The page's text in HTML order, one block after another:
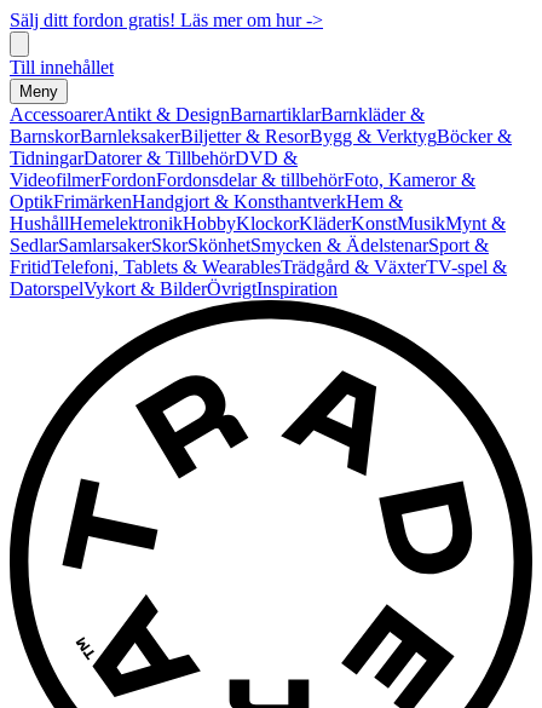
Sälj ditt fordon gratis! Läs mer om hur ->
Till innehållet
Meny
AccessoarerAntikt & DesignBarnartiklarBarnkläder &
BarnskorBarnleksakerBiljetter & ResorBygg & VerktygBöcker &
TidningarDatorer & TillbehörDVD &
VideofilmerFordonFordonsdelar & tillbehörFoto, Kameror &
OptikFrimärkenHandgjort & KonsthantverkHem &
HushållHemelektronikHobbyKlockorKläderKonstMusikMynt &
SedlarSamlarsakerSkorSkönhetSmycken & ÄdelstenarSport &
FritidTelefoni, Tablets & WearablesTrädgård & VäxterTV-spel &
DatorspelVykort & BilderÖvrigtInspiration